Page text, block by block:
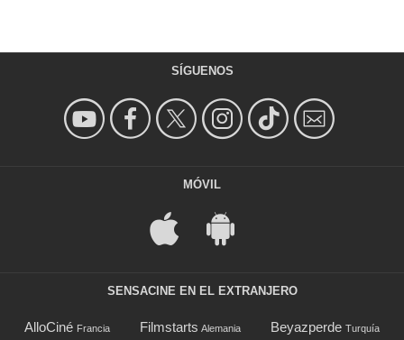
SÍGUENOS
MÓVIL
SENSACINE EN EL EXTRANJERO
AlloCiné Francia Filmstarts Alemania Beyazperde Turquía